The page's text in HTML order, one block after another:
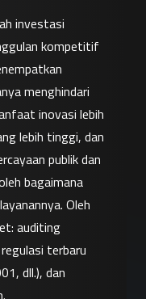
investasi
kompetitif
menghindari
inovasi lebih
lebih tinggi, dan
publik dan
bagaimana
Oleh
auditing
terbaru
dll.), dan